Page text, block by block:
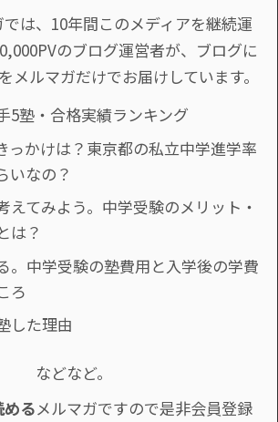
は、10年間このメディアを継続運
のブログ運営者が、ブログに
メルマガだけでお届けしています。
5塾・合格実績ランキング
っかけは？東京都の私立中学進学率
いなの？
えてみよう。中学受験のメリット・
は？
。中学受験の塾費用と入学後の学費
ろ
した理由
などなど。
るメルマガですので是非会員登録